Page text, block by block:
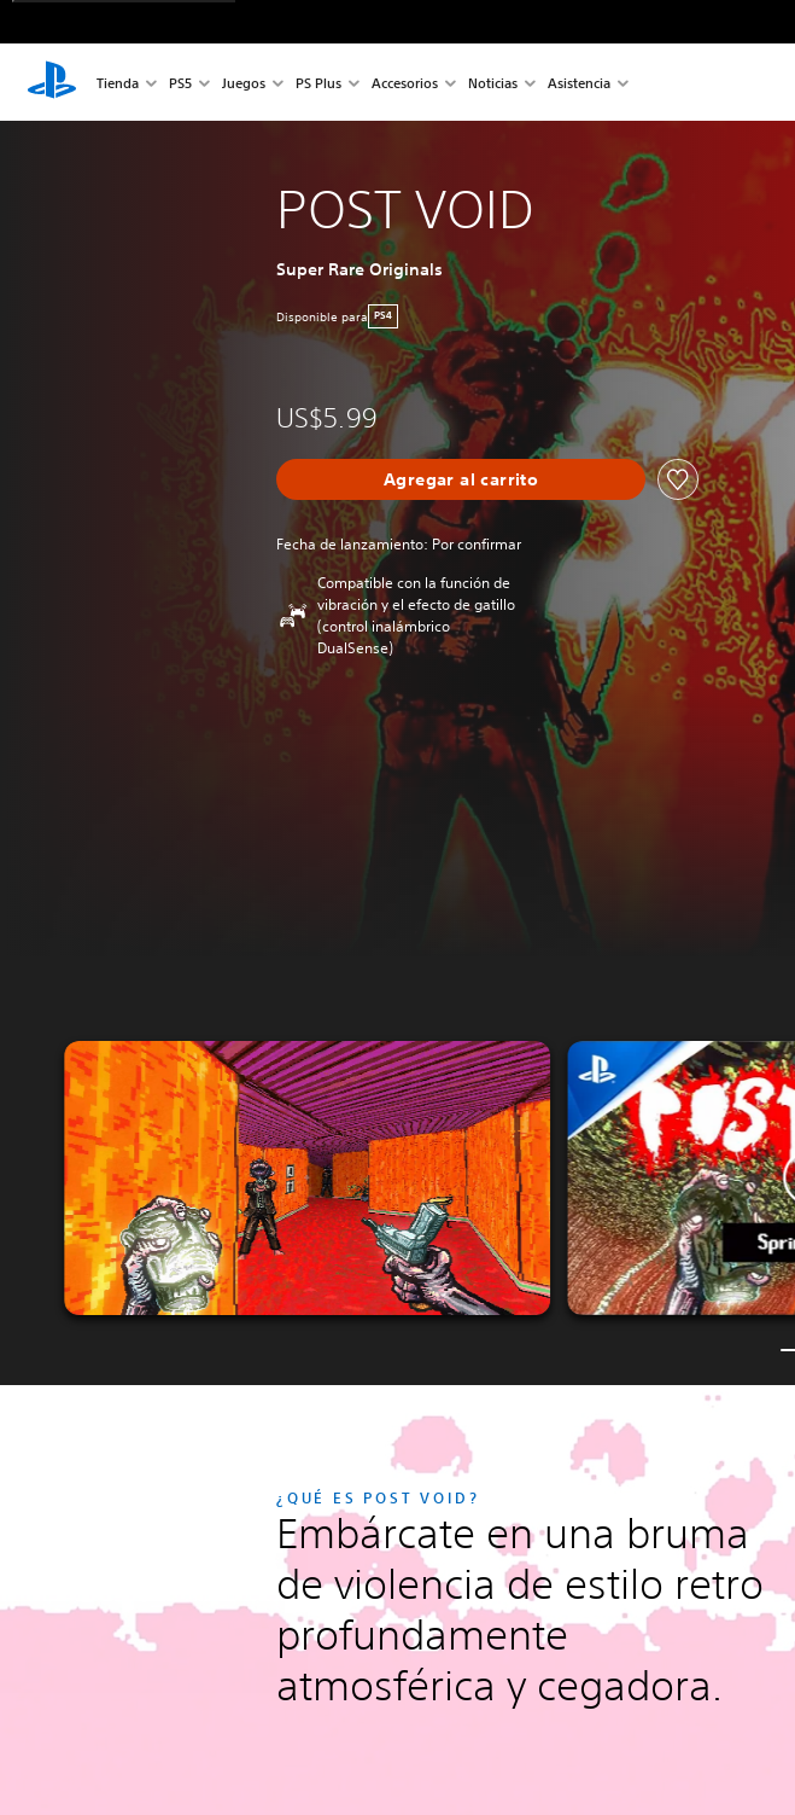
Tienda PS5 Juegos PS Plus Accesorios Noticias Asistencia
POST VOID
Super Rare Originals
Disponible para PS4
US$5.99
Agregar al carrito
Fecha de lanzamiento: Por confirmar
Compatible con la función de
vibración y el efecto de gatillo
(control inalámbrico
DualSense)
¿QUÉ ES POST VOID?
Embárcate en una bruma
de violencia de estilo retro
profundamente
atmosférica y cegadora.